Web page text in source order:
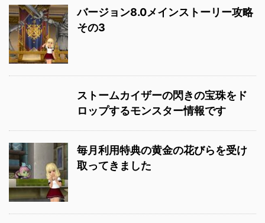
バージョン8.0メインストーリー攻略
その3
ストームカイザーの閃きの宝珠をド
ロップするモンスター情報です
毎月利用特典の黄金の花びらを受け
取ってきました